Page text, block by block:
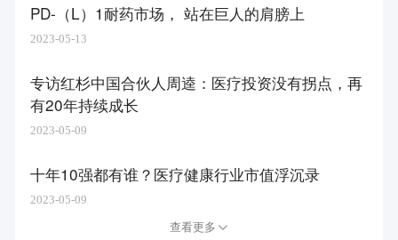
PD-（L）1耐药市场， 站在巨人的肩膀上
2023-05-13
专访红杉中国合伙人周逵：医疗投资没有拐点，再
有20年持续成长
2023-05-09
十年10强都有谁？医疗健康行业市值浮沉录
2023-05-09
查看更多